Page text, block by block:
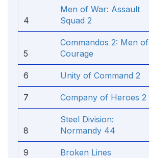
4
Men of War: Assault
Squad 2
5
Commandos 2: Men of
Courage
6 Unity of Command 2
7 Company of Heroes 2
8
Steel Division:
Normandy 44
9 Broken Lines